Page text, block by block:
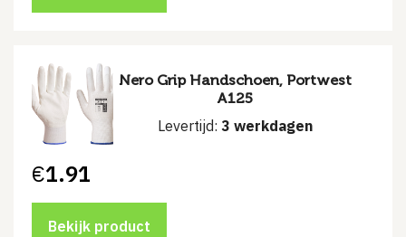
Nero Grip Handschoen, Portwest
A125
Levertijd: 3 werkdagen
€1.91
Bekijk product